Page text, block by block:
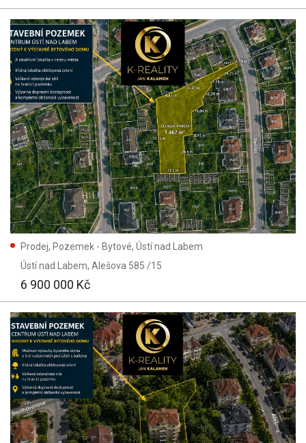
Prodej, Pozemek - Bytové, Ústí nad Labem
Ústí nad Labem, Alešova 585 /15
6 900 000 Kč